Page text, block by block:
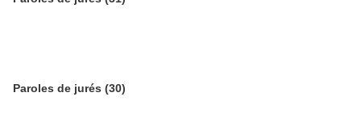
Paroles de jurés (30)